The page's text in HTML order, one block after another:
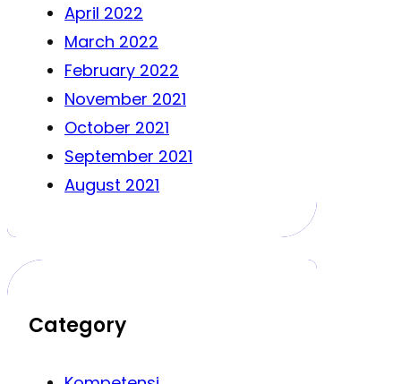
April 2022
March 2022
February 2022
November 2021
October 2021
September 2021
August 2021
Category